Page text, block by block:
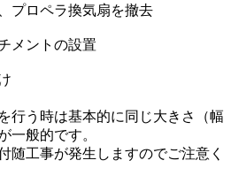
プロペラ換気扇を撤去
メントの設置
行う時は基本的に同じ大きさ（幅
一般的です。
随工事が発生しますのでご注意く